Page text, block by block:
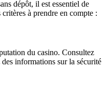
dépôt, il est essentiel de
à prendre en compte :
du casino. Consultez
informations sur la sécurité